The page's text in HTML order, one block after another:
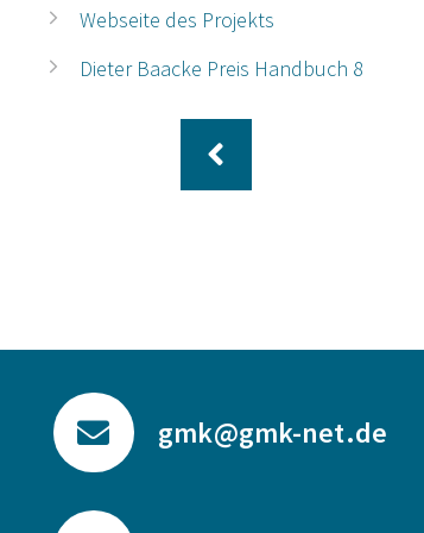
Webseite des Projekts
Dieter Baacke Preis Handbuch 8
gmk@gmk-net.de